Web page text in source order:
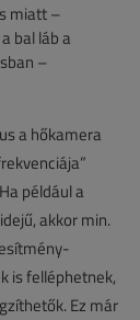
miatt –
bal láb a
–
a hőkamera
például a
akkor min.
is felléphetnek,
Ez már